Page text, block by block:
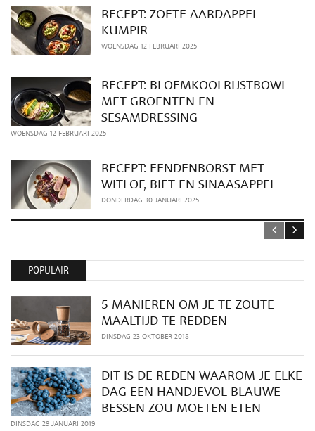
RECEPT: ZOETE AARDAPPEL
KUMPIR
WOENSDAG 12 FEBRUARI 2025
RECEPT: BLOEMKOOLRIJSTBOWL
MET GROENTEN EN
SESAMDRESSING
WOENSDAG 12 FEBRUARI 2025
RECEPT: EENDENBORST MET
WITLOF, BIET EN SINAASAPPEL
DONDERDAG 30 JANUARI 2025
POPULAIR
5 MANIEREN OM JE TE ZOUTE
MAALTIJD TE REDDEN
DINSDAG 23 OKTOBER 2018
DIT IS DE REDEN WAAROM JE ELKE
DAG EEN HANDJEVOL BLAUWE
BESSEN ZOU MOETEN ETEN
DINSDAG 29 JANUARI 2019